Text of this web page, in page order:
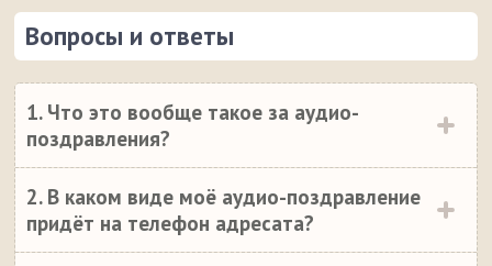
Вопросы и ответы
1. Что это вообще такое за аудио-
поздравления?
2. В каком виде моё аудио-поздравление
придёт на телефон адресата?